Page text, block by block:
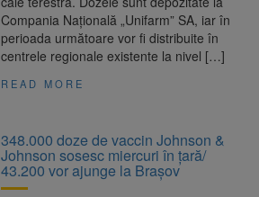
Compania Națională „Unifarm” SA, iar în
perioada următoare vor fi distribuite în
centrele regionale existente la nivel […]
READ MORE
348.000 doze de vaccin Johnson &
Johnson sosesc miercuri în ţară/
43.200 vor ajunge la Braşov